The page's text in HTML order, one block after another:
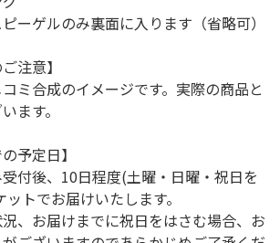
ーゲルのみ裏面に入ります（省略可）
注意】
ミ合成のイメージです。実際の商品と
ます。
予定日】
付後、10日程度(土曜・日曜・祝日を
トでお届けいたします。
、お届けまでに祝日をはさむ場合、お